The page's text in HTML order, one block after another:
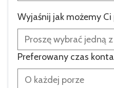
Wyjaśnij jak możemy
Preferowany czas